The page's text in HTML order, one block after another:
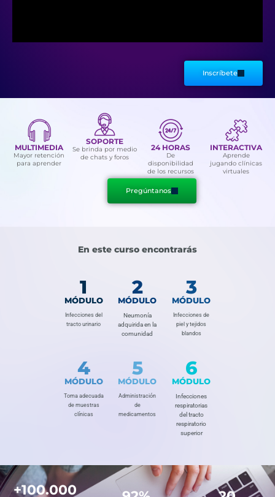
Inscríbete
MULTIMEDIA
Mayor retención
para aprender
SOPORTE
Se brinda por medio
de chats y foros
24 HORAS
De
disponibilidad
de los recursos
INTERACTIVA
Aprende
jugando clínicas
virtuales
Pregúntanos
En este curso encontrarás
1
MÓDULO
Infecciones del
tracto urinario
2
MÓDULO
Neumonía
adquirida en la
comunidad
3
MÓDULO
Infecciones de
piel y tejidos
blandos
4
MÓDULO
Toma adecuada
de muestras
clínicas
5
MÓDULO
Administración
de
medicamentos
6
MÓDULO
Infecciones
respiratorias
del tracto
respiratorio
superior
+100.000